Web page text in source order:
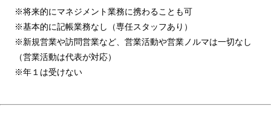
※将来的にマネジメント業務に携わることも可
※基本的に記帳業務なし（専任スタッフあり）
※新規営業や訪問営業など、営業活動や営業ノルマは一切なし
（営業活動は代表が対応）
※年１は受けない